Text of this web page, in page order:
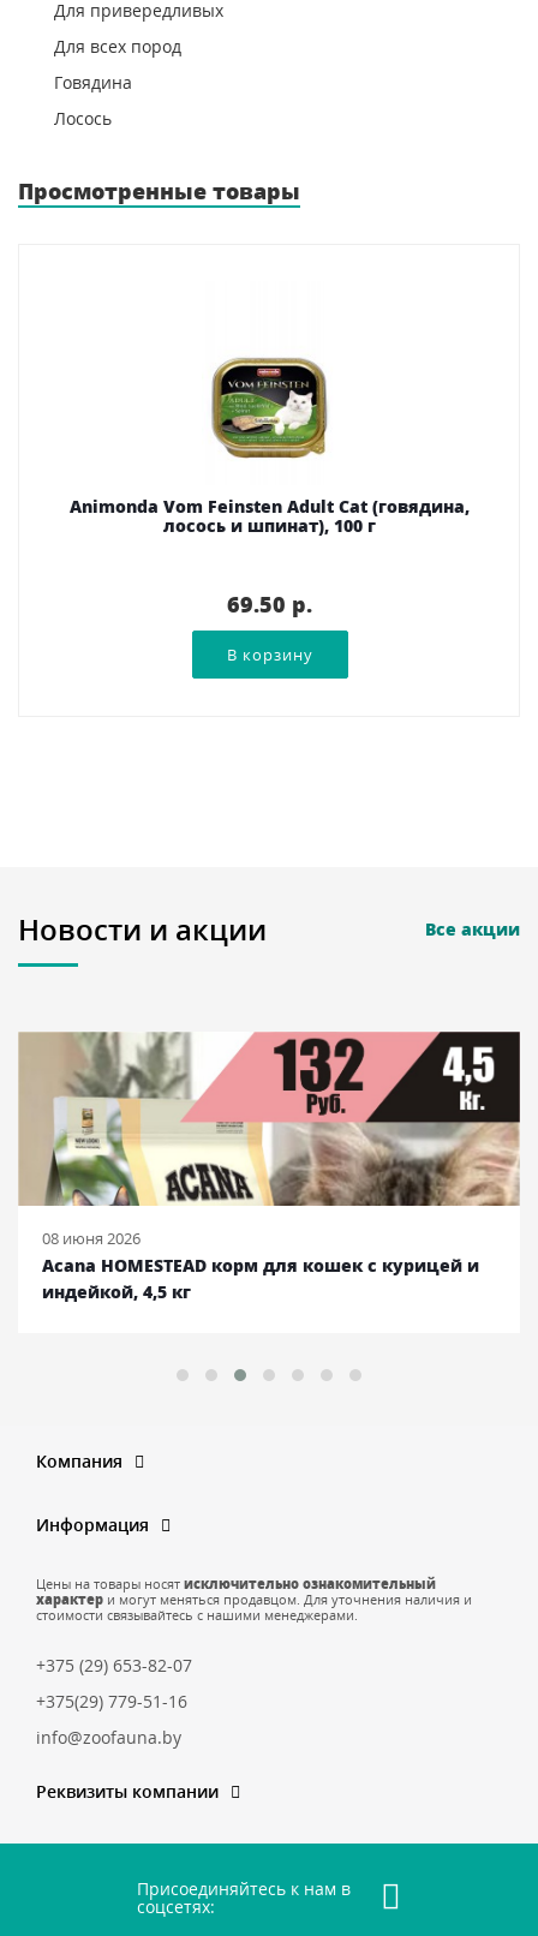
Для привередливых
Для всех пород
Говядина
Лосось
Просмотренные товары
Animonda Vom Feinsten Adult Cat (говядина,
лосось и шпинат), 100 г
69.50 p.
Новости и акции Все акции
08 июня 2026
Acana HOMESTEAD корм для кошек с курицей и
индейкой, 4,5 кг
Компания
Информация
Цены на товары носят исключительно ознакомительный
характер и могут меняться продавцом. Для уточнения наличия и
стоимости связывайтесь с нашими менеджерами.
+375 (29) 653-82-07
+375(29) 779-51-16
info@zoofauna.by
Реквизиты компании
Присоединяйтесь к нам в
соцсетях: